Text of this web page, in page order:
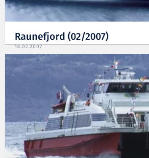
Raunefjord (02/2007)
18.02.2007